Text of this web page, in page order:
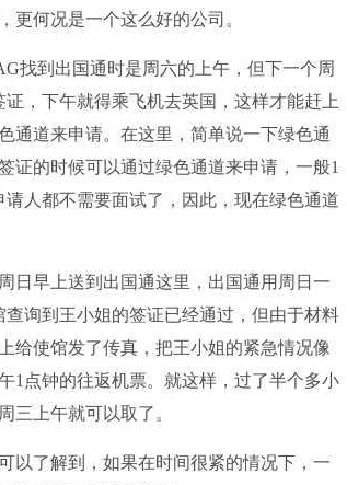
更何况是一个这么好的公司。
找到出国通时是周六的上午，但下一个周
，下午就得乘飞机去英国，这样才能赶上
通道来申请。在这里，简单说一下绿色通
证的时候可以通过绿色通道来申请，一般1
人都不需要面试了，因此，现在绿色通道
日早上送到出国通这里，出国通用周日一
询到王小姐的签证已经通过，但由于材料
给使馆发了传真，把王小姐的紧急情况像
1点钟的往返机票。就这样，过了半个多小
三上午就可以取了。
以了解到，如果在时间很紧的情况下，一